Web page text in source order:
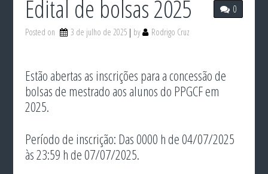
0
Edital de bolsas 2025
Posted on 3 de julho de 2025 by Rodrigo Cruz
Estão abertas as inscrições para a concessão de
bolsas de mestrado aos alunos do PPGCF em
2025.
Período de inscrição: Das 0000 h de 04/07/2025
às 23:59 h de 07/07/2025.